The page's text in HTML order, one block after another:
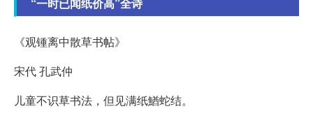
“一时已闻纸价高”全诗
《观锺离中散草书帖》
宋代 孔武仲
儿童不识草书法，但见满纸鰌蛇结。